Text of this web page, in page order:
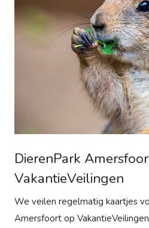
DierenPark
VakantieVeilingen
We veilen regelmatig kaartjes
Amersfoort op